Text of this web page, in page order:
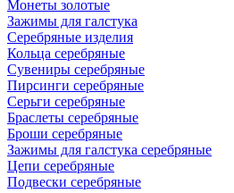
Монеты золотые
Зажимы для галстука
Серебряные изделия
Кольца серебряные
Сувениры серебряные
Пирсинги серебряные
Серьги серебряные
Браслеты серебряные
Броши серебряные
Зажимы для галстука серебряные
Цепи серебряные
Подвески серебряные